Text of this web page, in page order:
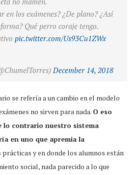
en los exámenes? ¿De plano? ¿Así
Qué perro coraje tengo.
pic.twitter.com/Us93Cu1ZWx
December 14, 2018
se refería a un cambio en el modelo
no sirven para nada. O eso
lo contrario nuestro sistema
en uno que apremia la
prácticas y en donde los alumnos están
social, nada parecido a lo que